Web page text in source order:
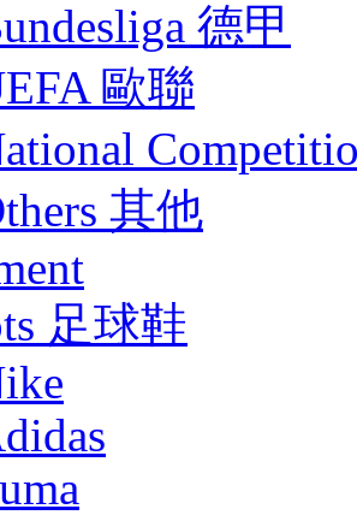
德甲
歐聯
其他
足球鞋